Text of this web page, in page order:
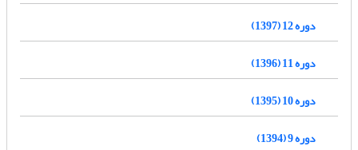
دوره 12 (1397)
دوره 11 (1396)
دوره 10 (1395)
دوره 9 (1394)